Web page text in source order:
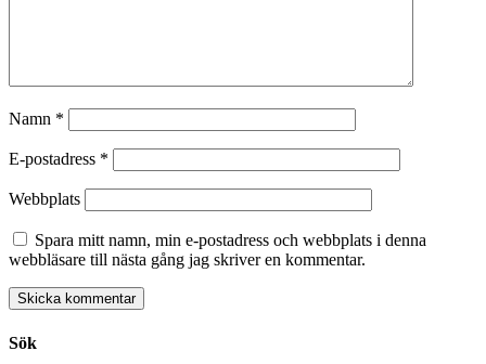
Namn *
E-postadress *
Webbplats
Spara mitt namn, min e-postadress och webbplats i denna
webbläsare till nästa gång jag skriver en kommentar.
Sök